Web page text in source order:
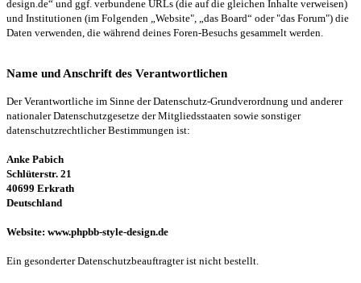
design.de“ und ggf. verbundene URLs (die auf die gleichen Inhalte verweisen)
und Institutionen (im Folgenden „Website", „das Board“ oder "das Forum") die
Daten verwenden, die während deines Foren-Besuchs gesammelt werden.
Name und Anschrift des Verantwortlichen
Der Verantwortliche im Sinne der Datenschutz-Grundverordnung und anderer
nationaler Datenschutzgesetze der Mitgliedsstaaten sowie sonstiger
datenschutzrechtlicher Bestimmungen ist:
Anke Pabich
Schlüterstr. 21
40699 Erkrath
Deutschland
Website: www.phpbb-style-design.de
Ein gesonderter Datenschutzbeauftragter ist nicht bestellt.